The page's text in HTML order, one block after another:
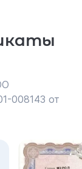
008143 от